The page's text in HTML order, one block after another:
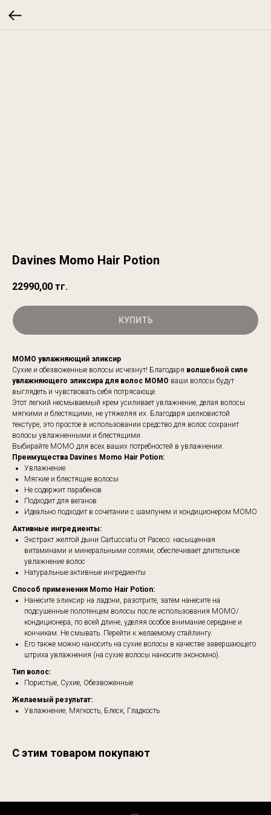
Davines Momo Hair Potion
22990,00 тг.
КУПИТЬ
MOMO увлажняющий эликсир
Сухие и обезвоженные волосы исчезнут! Благодаря волшебной силе
увлажняющего эликсира для волос MOMO ваши волосы будут
выглядеть и чувствовать себя потрясающе.
Этот легкий несмываемый крем усиливает увлажнение, делая волосы
мягкими и блестящими, не утяжеляя их. Благодаря шелковистой
текстуре, это простое в использовании средство для волос сохранит
волосы увлажненными и блестящими.
Выбирайте MOMO для всех ваших потребностей в увлажнении.
Преимущества Davines Momo Hair Potion:
Увлажнение
Мягкие и блестящие волосы
Не содержит парабенов
Подходит для веганов
Идеально подходит в сочетании с шампунем и кондиционером MOMO
Активные ингредиенты:
Экстракт желтой дыни Cartucciatu от Paceco: насыщенная
витаминами и минеральными солями, обеспечивает длительное
увлажнение волос
Натуральные активные ингредиенты
Способ применения Momo Hair Potion:
Нанесите эликсир на ладони, разотрите, затем нанесите на
подсушенные полотенцем волосы после использования MOMO/
кондиционера, по всей длине, уделяя особое внимание середине и
кончикам. Не смывать. Перейти к желаемому стайлингу.
Его также можно наносить на сухие волосы в качестве завершающего
штриха увлажнения (на сухие волосы наносите экономно).
Тип волос:
Пористые, Сухие, Обезвоженные
Желаемый результат:
Увлажнение, Мягкость, Блеск, Гладкость
С этим товаром покупают